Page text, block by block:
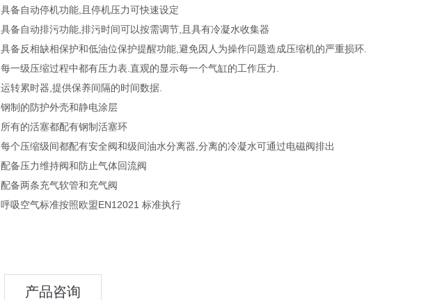
具备自动停机功能,且停机压力可快速设定
具备自动排污功能,排污时间可以按需调节,且具有冷凝水收集器
具备反相缺相保护和低油位保护提醒功能,避免因人为操作问题造成压缩机的严重损环.
每一级压缩过程中都有压力表.直观的显示每一个气缸的工作压力.
运转累时器,提供保养间隔的时间数据.
钢制的防护外壳和静电涂层
所有的活塞都配有钢制活塞环
每个压缩级间都配有安全阀和级间油水分离器,分离的冷凝水可通过电磁阀排出
配备压力维持阀和防止气体回流阀
配备两条充气软管和充气阀
呼吸空气标准按照欧盟EN12021 标准执行
产品咨询